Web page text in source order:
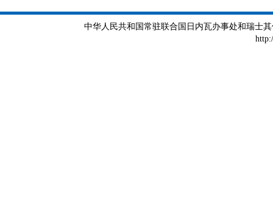
中华人民共和国常驻联合国日内瓦办事处和瑞士